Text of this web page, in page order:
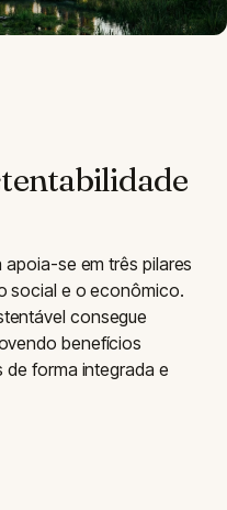
apoia-se em três pilares
social e o econômico.
consegue
benefícios
de forma integrada e